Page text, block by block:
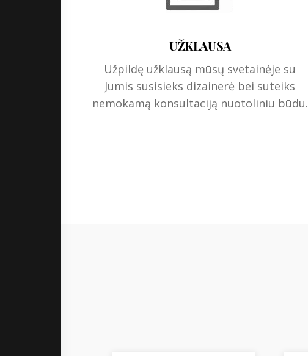
UŽKLAUSA
Užpildę užklausą mūsų svetainėje su
Jumis susisieks dizainerė bei suteiks
nemokamą konsultaciją nuotoliniu būdu.